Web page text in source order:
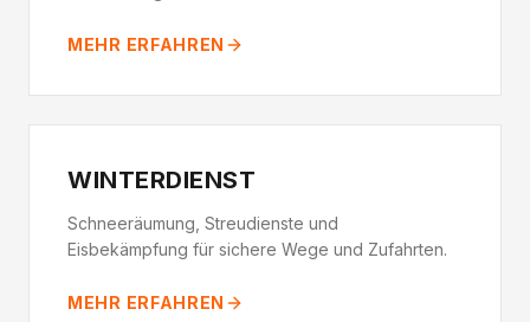
MEHR ERFAHREN
WINTERDIENST
Schneeräumung, Streudienste und
Eisbekämpfung für sichere Wege und Zufahrten.
MEHR ERFAHREN